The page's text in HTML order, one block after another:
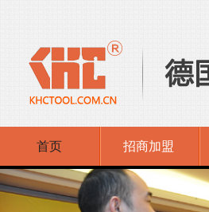
首页 招商加盟